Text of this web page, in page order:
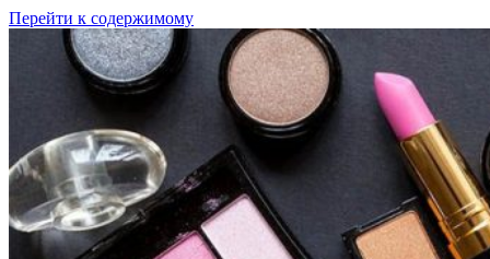
Перейти к содержимому